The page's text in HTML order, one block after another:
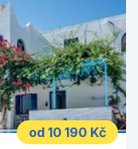
od 10 190 Kč